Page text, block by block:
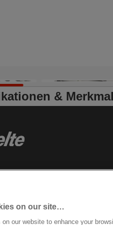
&
on our site…
our website to enhance your